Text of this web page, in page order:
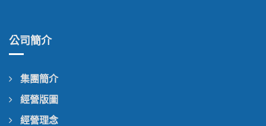
公司簡介
集團簡介
經營版圖
經營理念